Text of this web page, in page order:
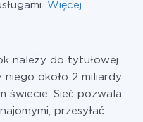
Więcej
należy do tytułowej
około 2 miliardy
świecie. Sieć pozwala
przesyłać